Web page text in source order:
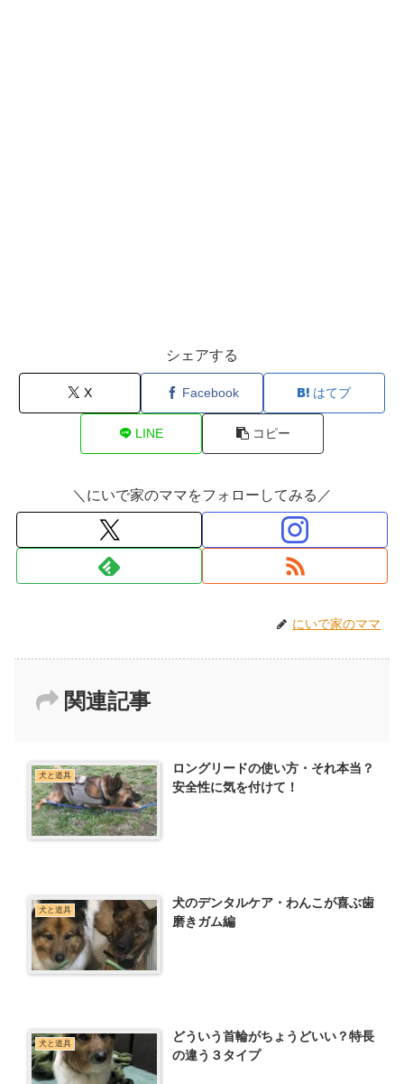
シェアする
X Facebook はてブ
LINE コピー
＼にいで家のママをフォローしてみる／
にいで家のママ
関連記事
犬と道具
ロングリードの使い方・それ本当？
安全性に気を付けて！
犬と道具
犬のデンタルケア・わんこが喜ぶ歯
磨きガム編
犬と道具
どういう首輪がちょうどいい？特長
の違う３タイプ